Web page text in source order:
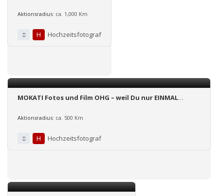
Aktionsradius: ca. 1,000 Km
H Hochzeitsfotograf
MOKATI Fotos und Film OHG – weil Du nur EINMAL
Aktionsradius: ca. 500 Km
H Hochzeitsfotograf